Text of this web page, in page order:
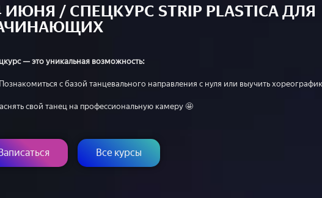
ИЮНЯ / СПЕЦКУРС STRIP PLASTICA ДЛЯ
— это уникальная возможность:
с базой танцевального направления с нуля или выучить
свой танец на профессиональную камеру 🤩
Все курсы